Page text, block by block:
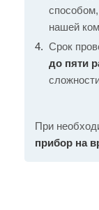
нашей
Срок
до пяти
При
прибор на